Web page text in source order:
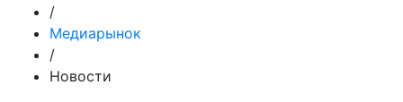
/
Медиарынок
/
Новости